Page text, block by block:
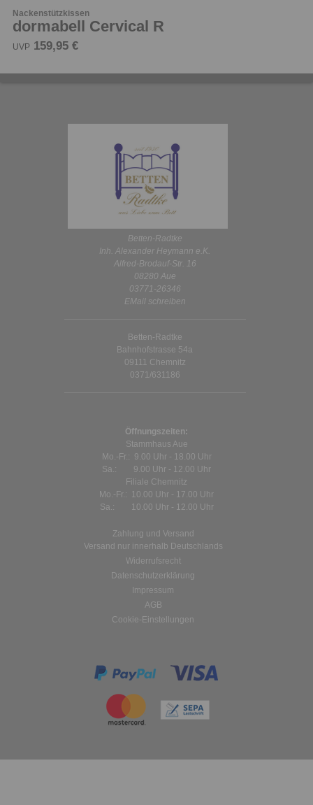
Nackenstützkissen
dormabell Cervical R
UVP 159,95 €
Betten-Radtke
Inh. Alexander Heymann e.K.
Alfred-Brodauf-Str. 16
08280 Aue
03771-26346
EMail schreiben
Betten-Radtke
Bahnhofstrasse 54a
09111 Chemnitz
0371/631186
Öffnungszeiten:
Stammhaus Aue
Mo.-Fr.: 9.00 Uhr - 18.00 Uhr
Sa.: 9.00 Uhr - 12.00 Uhr
Filiale Chemnitz
Mo.-Fr.: 10.00 Uhr - 17.00 Uhr
Sa.: 10.00 Uhr - 12.00 Uhr
Zahlung und Versand
Versand nur innerhalb Deutschlands
Widerrufsrecht
Datenschutzerklärung
Impressum
AGB
Cookie-Einstellungen